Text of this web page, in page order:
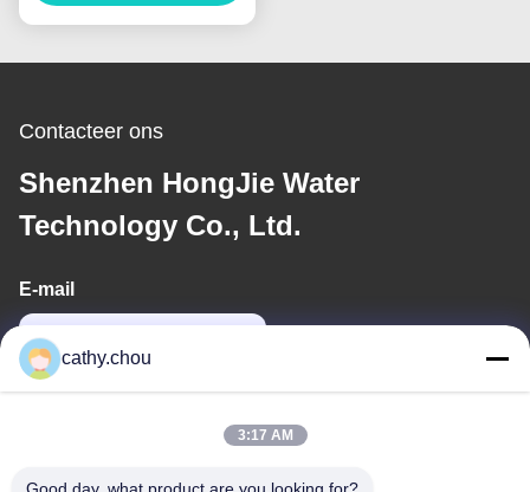
Contacteer ons
Shenzhen HongJie Water
Technology Co., Ltd.
E-mail
cathy.chou
3:17 AM